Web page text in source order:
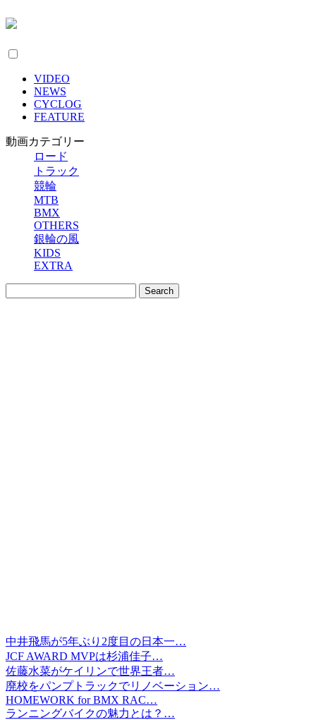
VIDEO
NEWS
CYCLOG
FEATURE
動画カテゴリー
ロード
トラック
競輪
MTB
BMX
OTHERS
銀輪の風
KIDS
EXTRA
中井飛馬が5年ぶり2度目の日本一…
JCF AWARD MVPは杉浦佳子…
佐藤水菜がケイリンで世界王者…
廃校をパンプトラックでリノベーション…
HOMEWORK for BMX RAC…
ランニングバイクの魅力とは？…